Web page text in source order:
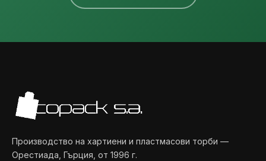
Производство на хартиени и пластмасови торби —
Орестиада, Гърция, от 1996 г.